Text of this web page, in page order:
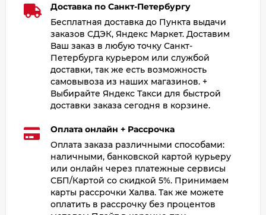
Доставка по Санкт-Петербургу
Бесплатная доставка до Пункта выдачи
заказов СДЭК, Яндекс Маркет. Доставим
Ваш заказ в любую точку Санкт-
Петербурга курьером или службой
доставки, так же есть возможность
самовывоза из наших магазинов. +
Выбирайте Яндекс Такси для быстрой
доставки заказа сегодня в корзине.
Оплата онлайн + Рассрочка
Оплата заказа различными способами:
наличными, банковской картой курьеру
или онлайн через платежные сервисы
СБП/Картой со скидкой 5%. Принимаем
карты рассрочки Халва. Так же можете
оплатить в рассрочку без процентов